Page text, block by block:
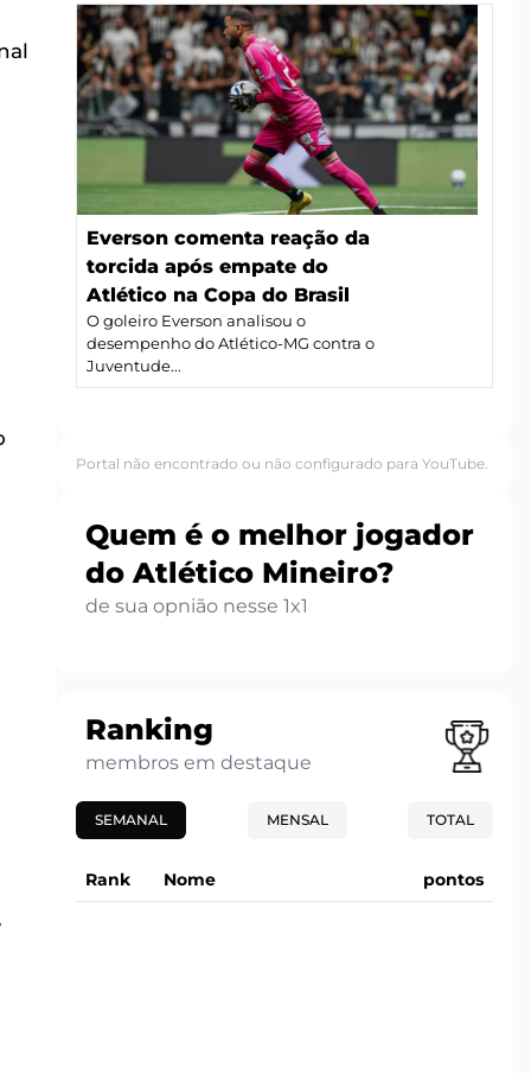
Everson comenta reação da
torcida após empate do
Atlético na Copa do Brasil
O goleiro Everson analisou o
desempenho do Atlético-MG contra o
Juventude...
Portal não encontrado ou não configurado para YouTube.
Quem é o melhor jogador
do Atlético Mineiro?
de sua opnião nesse 1x1
Ranking
membros em destaque
SEMANAL MENSAL TOTAL
Rank Nome pontos